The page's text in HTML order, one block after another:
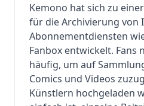
Kemono hat sich zu
für die Archivierung von
Abonnementdiensten
Fanbox entwickelt. Fans
häufig, um auf
Comics und Videos
Künstlern hochgeladen